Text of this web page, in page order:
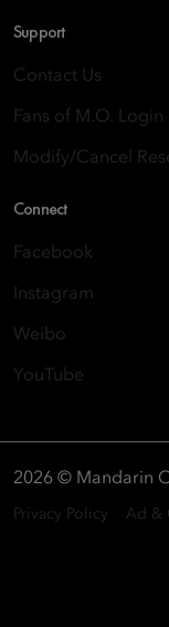
Support
Contact Us
Fans of M.O. Login
Modify/Cancel
Connect
Facebook
Instagram
Weibo
YouTube
2026 © Mandarin
Privacy Policy Ad &